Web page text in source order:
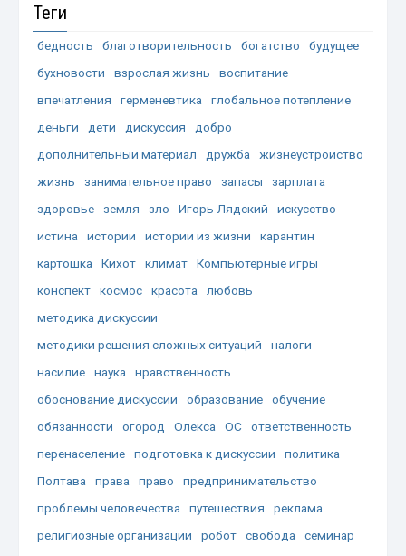
Теги
бедность благотворительность богатство
будущее
бухновости
взрослая жизнь
воспитание
впечатления
герменевтика
глобальное потепление
деньги
дети дискуссия
добро
дополнительный материал
дружба
жизнеустройство
жизнь
занимательное право запасы
зарплата
здоровье
земля зло Игорь Лядский
искусство
истина
истории истории из жизни
карантин
картошка
Кихот климат
Компьютерные игры
конспект
космос красота
любовь
методика дискуссии
методики решения сложных ситуаций
налоги
насилие
наука
нравственность
обоснование дискуссии
образование
обучение
обязанности
огород Олекса ОС
ответственность
перенаселение
подготовка к дискуссии
политика
Полтава
права право
предпринимательство
проблемы человечества
путешествия
реклама
религиозные организации
робот свобода
семинар